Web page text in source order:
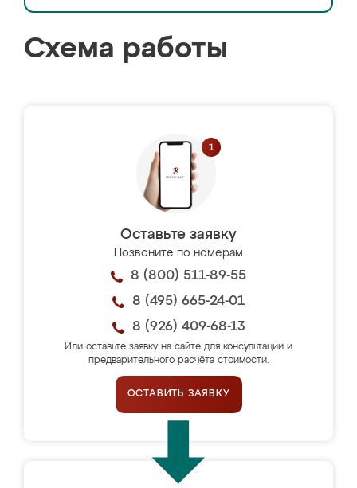
Схема работы
Оставьте заявку
Позвоните по номерам
8 (800) 511-89-55
8 (495) 665-24-01
8 (926) 409-68-13
Или оставьте заявку на сайте для консультации и
предварительного расчёта стоимости.
ОСТАВИТЬ ЗАЯВКУ